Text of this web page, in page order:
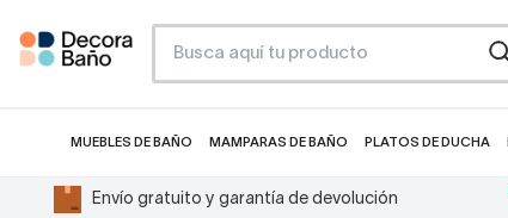
MUEBLES DE BAÑO MAMPARAS DE BAÑO PLATOS DE DUCHA
Envío gratuito y garantía de devolución